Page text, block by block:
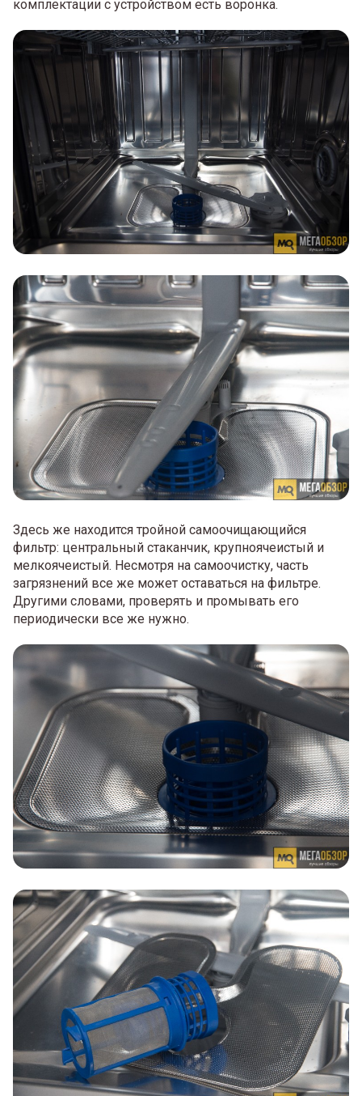
комплектации с устройством есть воронка.
Здесь же находится тройной самоочищающийся
фильтр: центральный стаканчик, крупноячеистый и
мелкоячеистый. Несмотря на самоочистку, часть
загрязнений все же может оставаться на фильтре.
Другими словами, проверять и промывать его
периодически все же нужно.